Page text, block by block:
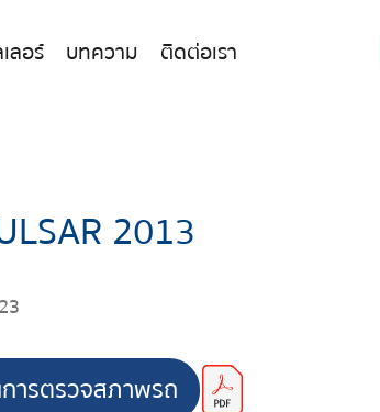
ลอร์ บทความ ติดต่อเรา
2013
ารตรวจสภาพรถ